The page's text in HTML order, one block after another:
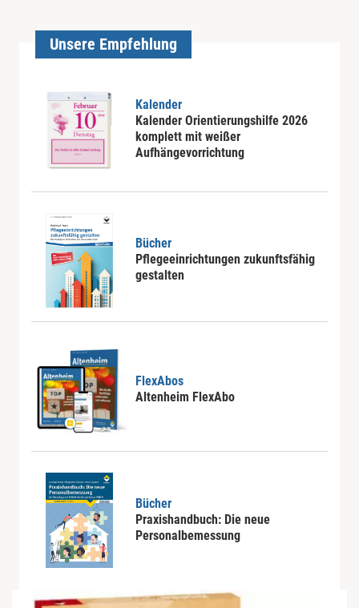
Unsere Empfehlung
Kalender
Kalender Orientierungshilfe 2026
komplett mit weißer
Aufhängevorrichtung
Bücher
Pflegeeinrichtungen zukunftsfähig
gestalten
FlexAbos
Altenheim FlexAbo
Bücher
Praxishandbuch: Die neue
Personalbemessung